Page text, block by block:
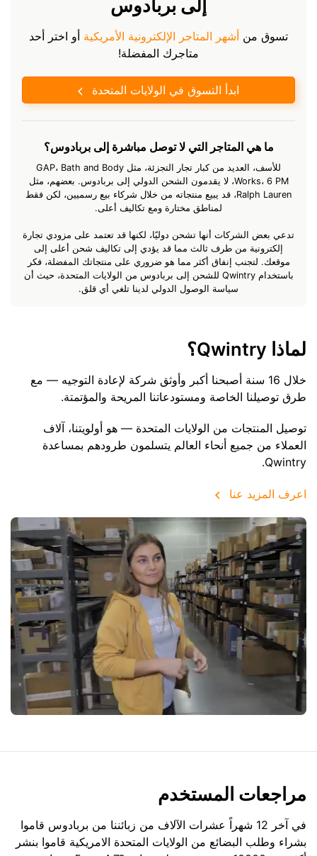
إلى بربادوس
تسوق من أشهر المتاجر الإلكترونية الأمريكية أو اختر أحد
متاجرك المفضلة!
ابدأ التسوق في الولايات المتحدة
ما هي المتاجر التي لا توصل مباشرة إلى بربادوس؟
للأسف، العديد من كبار تجار التجزئة، مثل GAP، Bath and Body
Works، 6 PM، لا يقدمون الشحن الدولي إلى بربادوس. بعضهم، مثل
Ralph Lauren، قد يبيع منتجاته من خلال شركاء بيع رسميين، لكن فقط
لمناطق مختارة ومع تكاليف أعلى.
تدعي بعض الشركات أنها تشحن دوليًا، لكنها قد تعتمد على مزودي تجارة
إلكترونية من طرف ثالث مما قد يؤدي إلى تكاليف شحن أعلى إلى
موقعك. لتجنب إنفاق أكثر مما هو ضروري على منتجاتك المفضلة، فكر
باستخدام Qwintry للشحن إلى بربادوس من الولايات المتحدة، حيث أن
سياسة الوصول الدولي لدينا تلغي أي قلق.
لماذا Qwintry؟
خلال 16 سنة أصبحنا أكبر وأوثق شركة لإعادة التوجيه — مع
طرق توصيلنا الخاصة ومستودعاتنا المريحة والمؤتمتة.
توصيل المنتجات من الولايات المتحدة — هو أولويتنا، آلاف
العملاء من جميع أنحاء العالم يتسلمون طرودهم بمساعدة
Qwintry.
اعرف المزيد عنا
مراجعات المستخدم
في آخر 12 شهراً عشرات الآلاف من زبائننا من بربادوس قاموا
بشراء وطلب البضائع من الولايات المتحدة الامريكية قاموا بنشر